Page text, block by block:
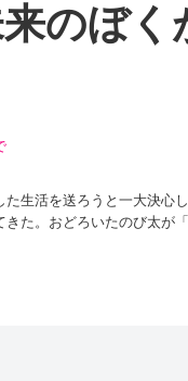
のぼく
生活を送ろうと一大決心
きた。おどろいたのび太
、小学生ののび太と1日